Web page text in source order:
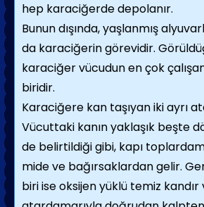
hep karaciğerde depolanır.
Bunun dışında, yaşlanmış
da karaciğerin görevidir.
karaciğer vücudun en çok
biridir.
Karaciğere kan taşıyan iki ayrı
Vücuttaki kanın yaklaşık beşte
de belirtildiği gibi, kapı
mide ve bağırsaklardan gelir.
biri ise oksijen yüklü temiz